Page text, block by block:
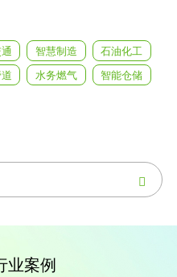
智慧制造
石油化工
水务燃气
智能仓储

业案例